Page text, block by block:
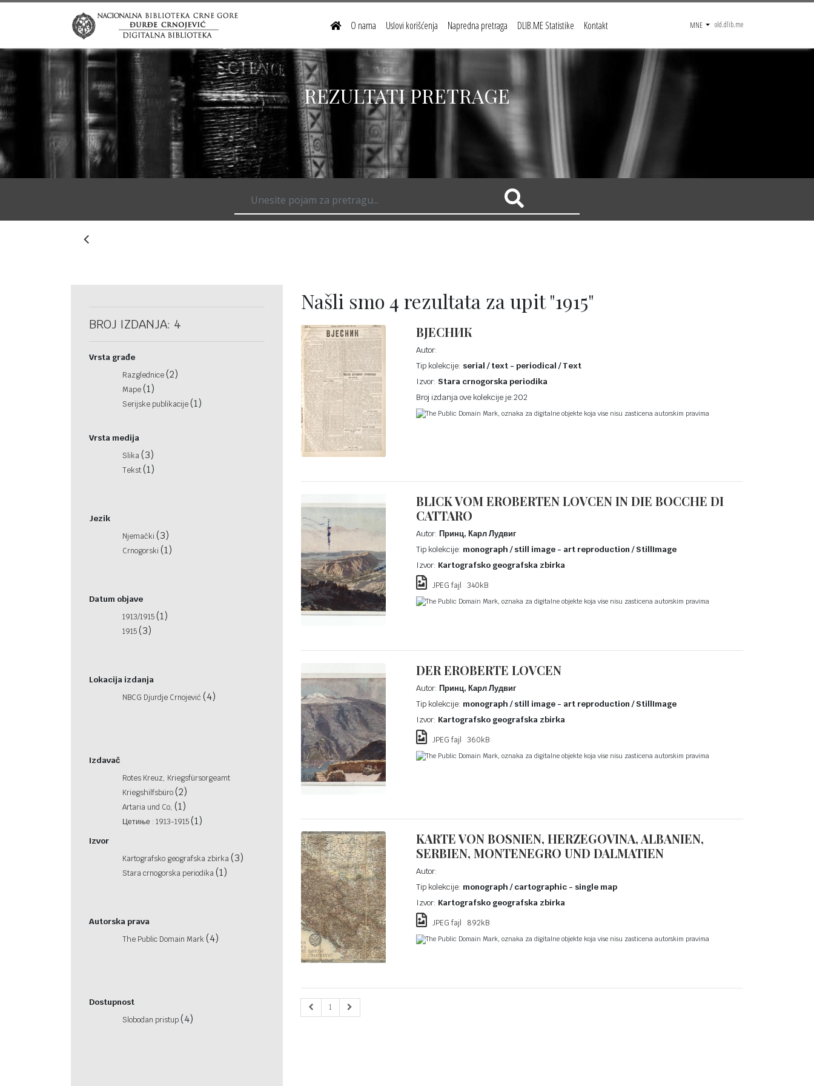
O nama Uslovi korišćenja Napredna pretraga DLIB.ME Statistike Kontakt MNE old.dlib.me
REZULTATI PRETRAGE
BROJ IZDANJA: 4
Vrsta građe
Razglednice(2)
Mape(1)
Serijske publikacije(1)
Vrsta medija
Slika(3)
Tekst(1)
Jezik
Njemački (3)
Crnogorski (1)
Datum objave
1913/1915(1)
1915(3)
Lokacija izdanja
NBCG Djurdje Crnojević (4)
Izdavač
Rotes Kreuz, Kriegsfürsorgeamt
Kriegshilfsbüro(2)
Artaria und Co, (1)
Цетиње : 1913-1915(1)
Izvor
Kartografsko geografska zbirka(3)
Stara crnogorska periodika(1)
Autorska prava
The Public Domain Mark (4)
Dostupnost
Slobodan pristup(4)
Našli smo 4 rezultata za upit "1915"
ВЈЕСНИК
Autor:
Tip kolekcije: serial / text - periodical / Text
Izvor: Stara crnogorska periodika
Broj izdanja ove kolekcije je:202
The Public Domain Mark, oznaka za digitalne objekte koja vise nisu zasticena autorskim pravima
BLICK VOM EROBERTEN LOVCEN IN DIE BOCCHE DI
CATTARO
Autor: Принц, Карл Лудвиг
Tip kolekcije: monograph / still image - art reproduction / StillImage
Izvor: Kartografsko geografska zbirka
JPEG fajl 340kB
The Public Domain Mark, oznaka za digitalne objekte koja vise nisu zasticena autorskim pravima
DER EROBERTE LOVCEN
Autor: Принц, Карл Лудвиг
Tip kolekcije: monograph / still image - art reproduction / StillImage
Izvor: Kartografsko geografska zbirka
JPEG fajl 360kB
The Public Domain Mark, oznaka za digitalne objekte koja vise nisu zasticena autorskim pravima
KARTE VON BOSNIEN, HERZEGOVINA, ALBANIEN,
SERBIEN, MONTENEGRO UND DALMATIEN
Autor:
Tip kolekcije: monograph / cartographic - single map
Izvor: Kartografsko geografska zbirka
JPEG fajl 892kB
The Public Domain Mark, oznaka za digitalne objekte koja vise nisu zasticena autorskim pravima
1